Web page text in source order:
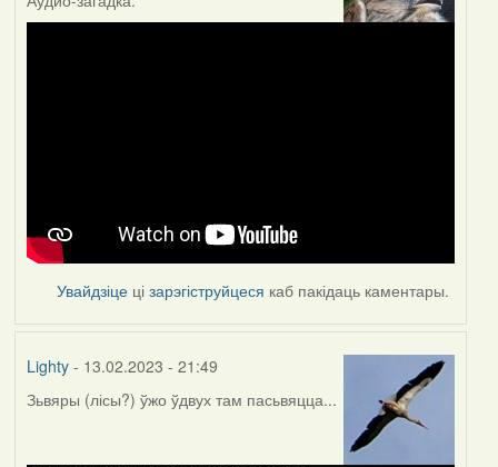
Увайдзіце цізарэгіструйцеся каб пакідаць каментары.
Lighty- 13.02.2023 - 21:49
Зьвяры (лісы?) ўжо ўдвух там пасьвяцца...